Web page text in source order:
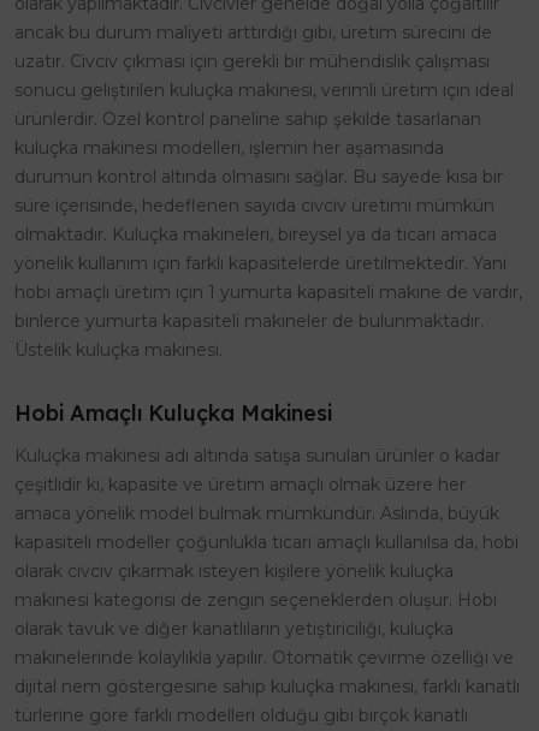
ancak bu durum maliyeti arttırdığı gibi, üretim sürecini de
uzatır. Civciv çıkması için gerekli bir mühendislik çalışması
sonucu geliştirilen kuluçka makinesi, verimli üretim için ideal
ürünlerdir. Özel kontrol paneline sahip şekilde tasarlanan
kuluçka makinesi modelleri, işlemin her aşamasında
durumun kontrol altında olmasını sağlar. Bu sayede kısa bir
süre içerisinde, hedeflenen sayıda civciv üretimi mümkün
olmaktadır. Kuluçka makineleri, bireysel ya da ticari amaca
yönelik kullanım için farklı kapasitelerde üretilmektedir. Yani
hobi amaçlı üretim için 1 yumurta kapasiteli makine de vardır,
binlerce yumurta kapasiteli makineler de bulunmaktadır.
Üstelik kuluçka makinesi.
Hobi Amaçlı Kuluçka Makinesi
Kuluçka makinesi adı altında satışa sunulan ürünler o kadar
çeşitlidir ki, kapasite ve üretim amaçlı olmak üzere her
amaca yönelik model bulmak mümkündür. Aslında, büyük
kapasiteli modeller çoğunlukla ticari amaçlı kullanılsa da, hobi
olarak civciv çıkarmak isteyen kişilere yönelik kuluçka
makinesi kategorisi de zengin seçeneklerden oluşur. Hobi
olarak tavuk ve diğer kanatlıların yetiştiriciliği, kuluçka
makinelerinde kolaylıkla yapılır. Otomatik çevirme özelliği ve
dijital nem göstergesine sahip kuluçka makinesi, farklı kanatlı
türlerine göre farklı modelleri olduğu gibi birçok kanatlı